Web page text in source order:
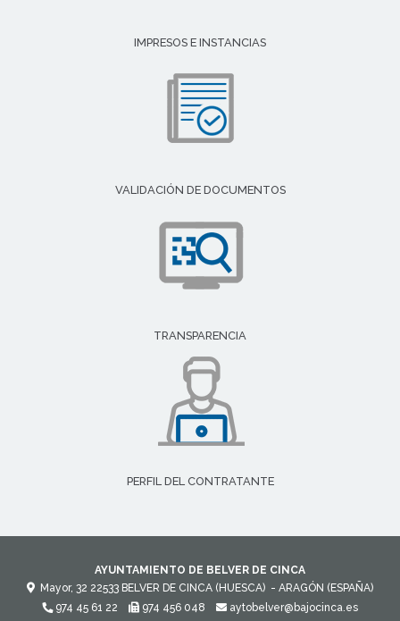
IMPRESOS E INSTANCIAS
VALIDACIÓN DE DOCUMENTOS
TRANSPARENCIA
PERFIL DEL CONTRATANTE
AYUNTAMIENTO DE BELVER DE CINCA
Mayor, 32 22533 BELVER DE CINCA (HUESCA) - ARAGÓN (ESPAÑA)
974 45 61 22
974 456 048 aytobelver@bajocinca.es